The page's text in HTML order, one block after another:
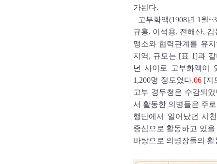
가된다.
고부화액(1908년 1월
규홍, 이석용, 전해산,
맹소와 협력관계를 유
지역, 규모는 [표 1]과
년 사이로 고부화액이
1,200명 정도였다.06[지
고부 경무청은 수감되
서 활동한 의병들은 주
행단에서 일어났던 시
중심으로 활동하고 있
바탕으로 의병장들의